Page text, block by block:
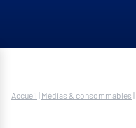
Accueil | Médias & consommables |